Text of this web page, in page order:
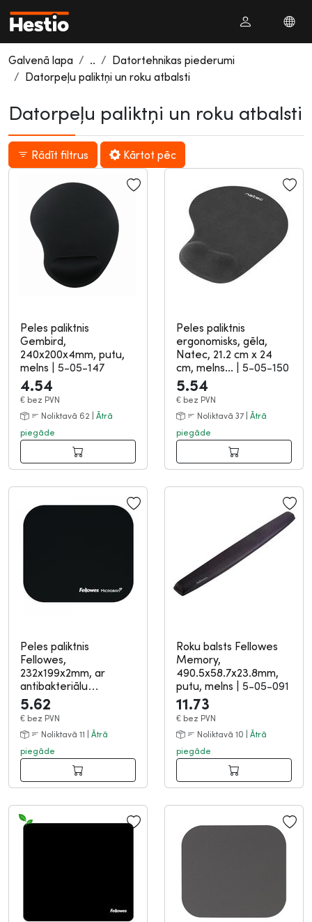
Galvenā lapa ..
Datortehnikas piederumi
Datorpeļu paliktņi un roku atbalsti
Datorpeļu paliktņi un roku atbalsti
Rādīt filtrus Kārtot pēc
Peles paliktnis
Gembird,
240x200x4mm, putu,
melns
5-05-147
4.54
€ bez PVN
Noliktavā 62 | Ātrā
piegāde
Peles paliktnis
ergonomisks, gēla,
Natec, 21.2 cm x 24
cm, melns...
5-05-150
5.54
€ bez PVN
Noliktavā 37 | Ātrā
piegāde
Peles paliktnis
Fellowes,
232x199x2mm, ar
antibakteriālu
Microba...
5.62
€ bez PVN
Noliktavā 11 | Ātrā
piegāde
Roku balsts Fellowes
Memory,
490.5x58.7x23.8mm,
putu, melns
5-05-091
11.73
€ bez PVN
Noliktavā 10 | Ātrā
piegāde